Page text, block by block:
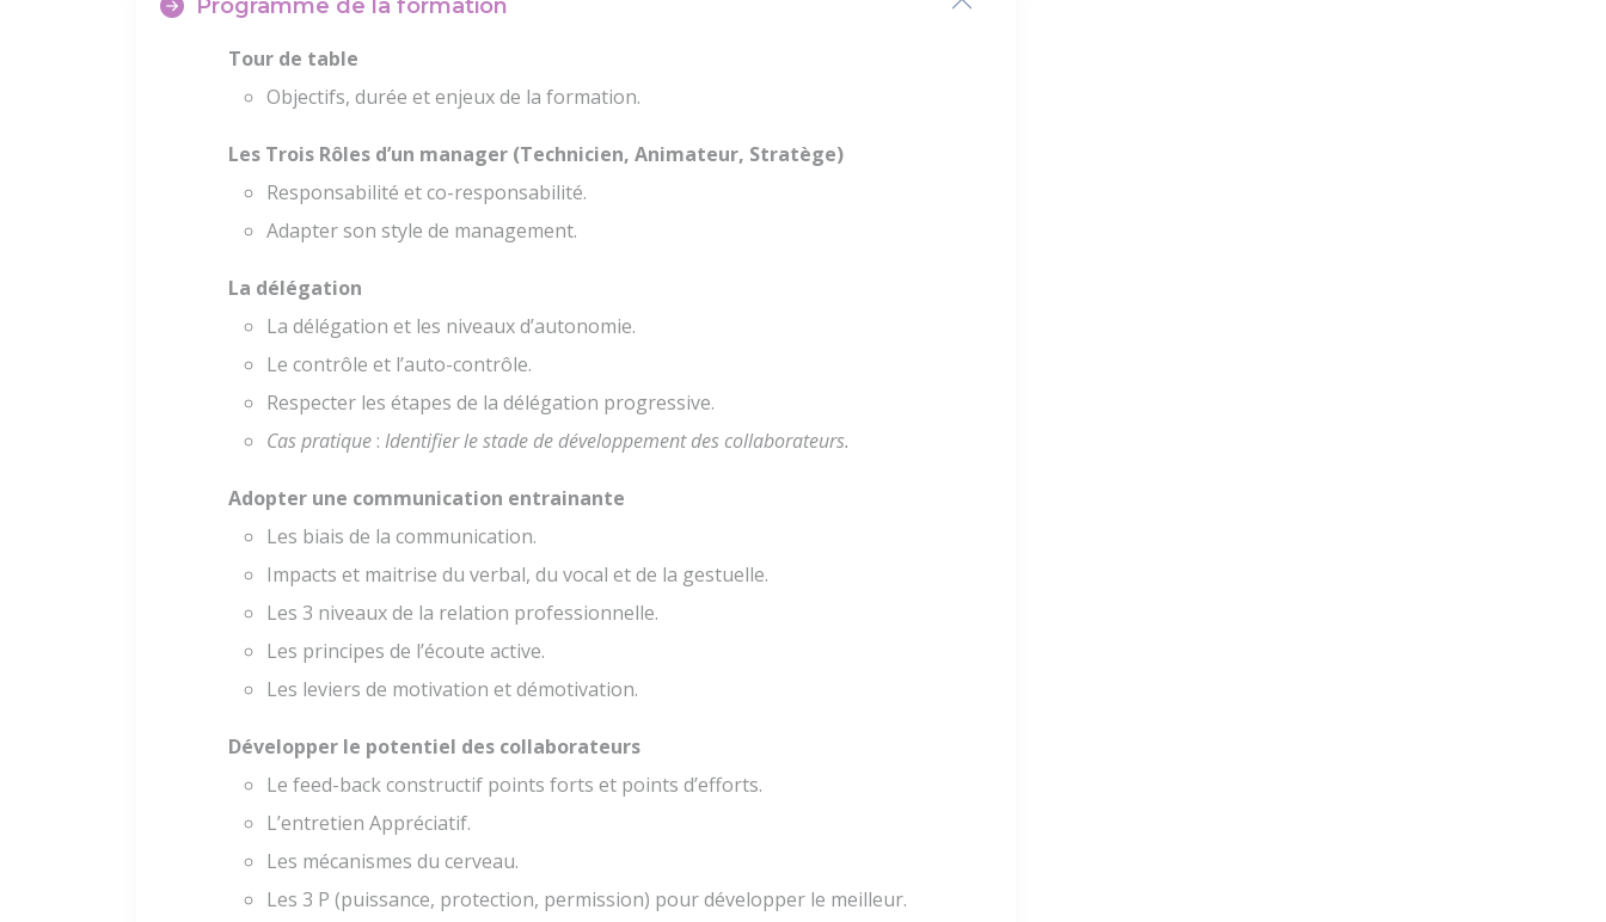
Programme de la formation
Tour de table
Objectifs, durée et enjeux de la formation.
Les Trois Rôles d’un manager (Technicien, Animateur, Stratège)
Responsabilité et co-responsabilité.
Adapter son style de management.
La délégation
La délégation et les niveaux d’autonomie.
Le contrôle et l’auto-contrôle.
Respecter les étapes de la délégation progressive.
Cas pratique : Identifier le stade de développement des collaborateurs.
Adopter une communication entrainante
Les biais de la communication.
Impacts et maitrise du verbal, du vocal et de la gestuelle.
Les 3 niveaux de la relation professionnelle.
Les principes de l’écoute active.
Les leviers de motivation et démotivation.
Développer le potentiel des collaborateurs
Le feed-back constructif points forts et points d’efforts.
L’entretien Appréciatif.
Les mécanismes du cerveau.
Les 3 P (puissance, protection, permission) pour développer le meilleur.